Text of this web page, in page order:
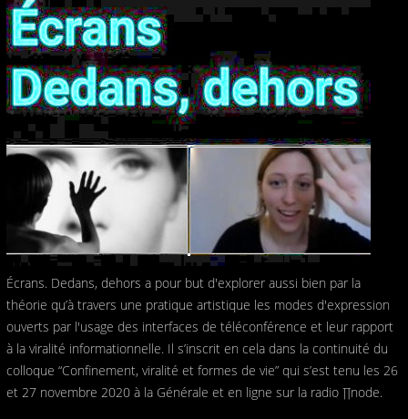
Écrans. Dedans, dehors a pour but d'explorer aussi bien par la
théorie qu’à travers une pratique artistique les modes d'expression
ouverts par l'usage des interfaces de téléconférence et leur rapport
à la viralité informationnelle. Il s’inscrit en cela dans la continuité du
colloque “Confinement, viralité et formes de vie” qui s’est tenu les 26
et 27 novembre 2020 à la Générale et en ligne sur la radio ∏node.